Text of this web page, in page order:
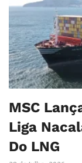
MSC
Liga
Do LNG